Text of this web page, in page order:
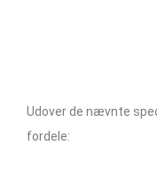
Udover de nævnte
fordele: